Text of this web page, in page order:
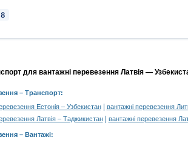
для вантажні перевезення Латвія —
– Транспорт:
Естонія – Узбекистан|
вантажні перевезення
Латвія – Таджикистан| вантажні перевезення
– Вантажі: